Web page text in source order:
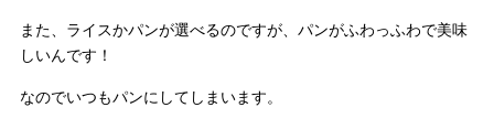
また、ライスかパンが選べるのですが、パンがふわっふわで美味
しいんです！
なのでいつもパンにしてしまいます。